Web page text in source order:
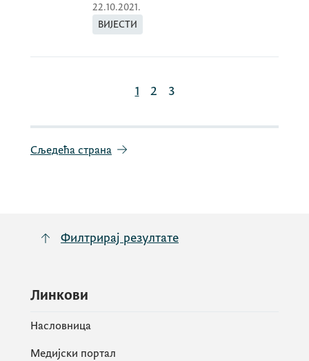
22.10.2021.
ВИЈЕСТИ
1 2 3
Сљедећа страна
Филтрирај резултате
Линкови
Насловница
Медијски портал